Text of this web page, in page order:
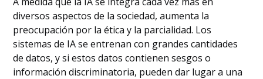
diversos aspectos de la sociedad, aumenta la
preocupación por la ética y la parcialidad. Los
sistemas de IA se entrenan con grandes cantidades
de datos, y si estos datos contienen sesgos o
información discriminatoria, pueden dar lugar a una